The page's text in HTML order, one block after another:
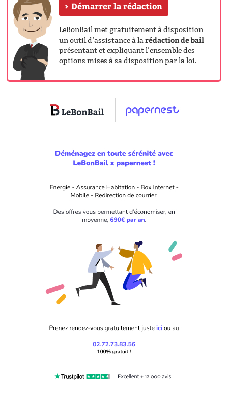
Démarrer la rédaction
LeBonBail met gratuitement à disposition
un outil d’assistance à larédaction de bail
présentant et expliquant l’ensemble des
options mises à sa disposition par la loi.